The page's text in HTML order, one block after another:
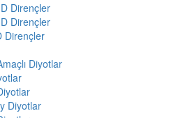
Dirençler
Dirençler
Dirençler
Diyotlar
Diyotlar